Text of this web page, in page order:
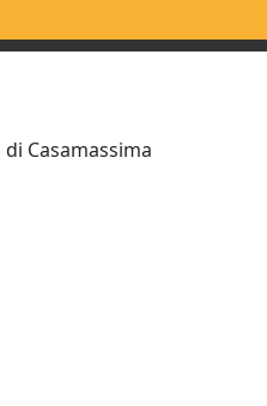
di Casamassima